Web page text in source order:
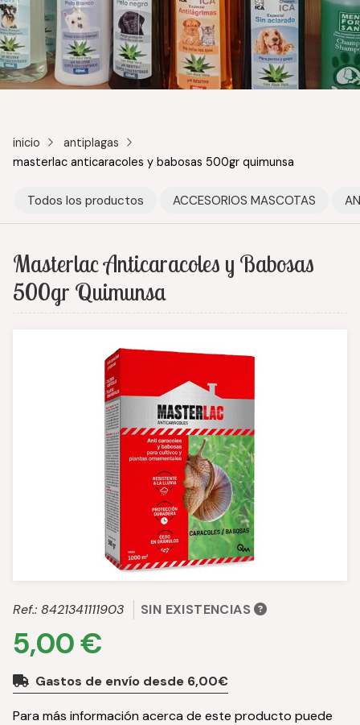
inicio
antiplagas
masterlac anticaracoles y babosas 500gr quimunsa
Todos los productos ACCESORIOS MASCOTAS
Masterlac Anticaracoles y Babosas
500gr Quimunsa
Ref.: 8421341111903 SIN EXISTENCIAS
5,00 €
Gastos de envío desde 6,00€
Para más información acerca de este producto puede